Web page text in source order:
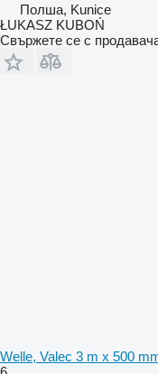
Полша, Kunice
ŁUKASZ KUBOŃ
Свържете се с
Welle, Valec 3 m x 500